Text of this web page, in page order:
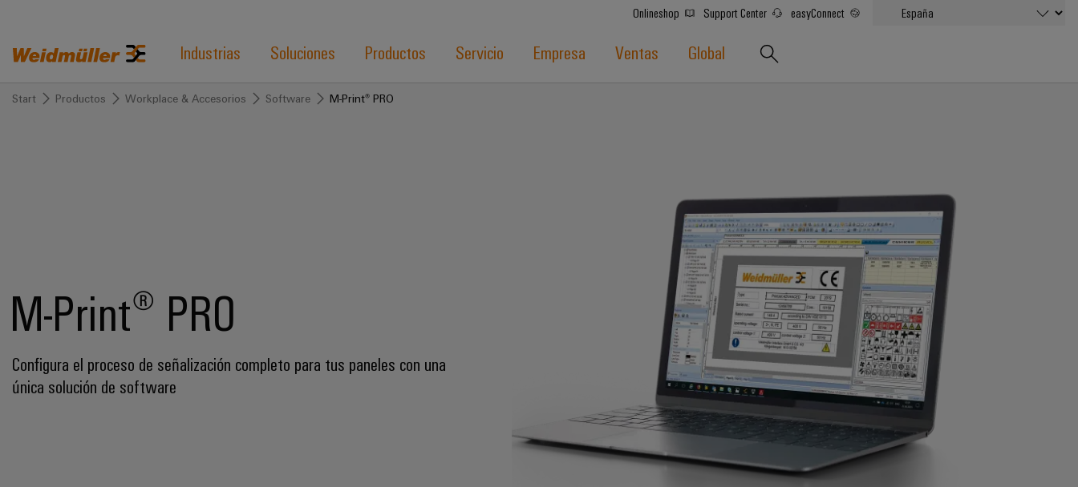
Onlineshop Support Center easyConnect
Industrias Soluciones Productos Servicio Empresa Ventas Global
Start Productos Workplace & Accesorios Software M-Print® PRO
M-Print® PRO
Configura el proceso de señalización completo para tus paneles con una
única solución de software